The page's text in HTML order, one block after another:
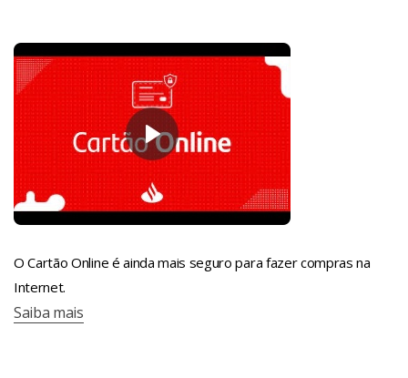
O Cartão Online é ainda mais seguro para fazer compras na
Internet.
Saiba mais